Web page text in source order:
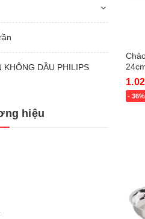
- 36%
KHÔNG DẦU PHILIPS
hiệu